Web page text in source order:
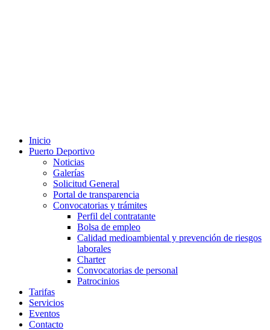
Inicio
Puerto Deportivo
Noticias
Galerías
Solicitud General
Portal de transparencia
Convocatorias y trámites
Perfil del contratante
Bolsa de empleo
Calidad medioambiental y prevención de riesgos
laborales
Charter
Convocatorias de personal
Patrocinios
Tarifas
Servicios
Eventos
Contacto